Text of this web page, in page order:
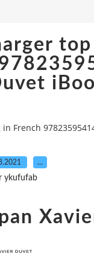
French
…
ykufufab